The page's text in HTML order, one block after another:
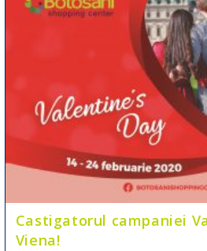
Castigatorul campaniei
Viena!